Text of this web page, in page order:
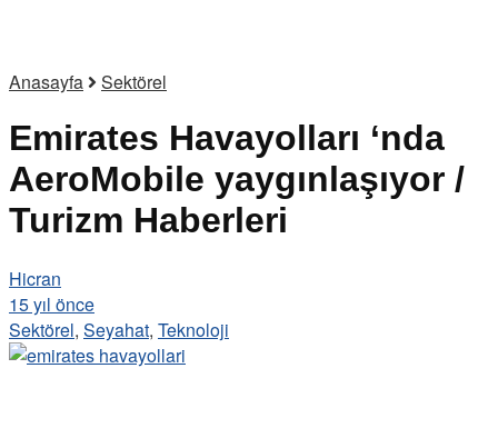
Anasayfa Sektörel
Emirates Havayolları ‘nda
AeroMobile yaygınlaşıyor /
Turizm Haberleri
Hicran
15 yıl önce
Sektörel, Seyahat, Teknoloji